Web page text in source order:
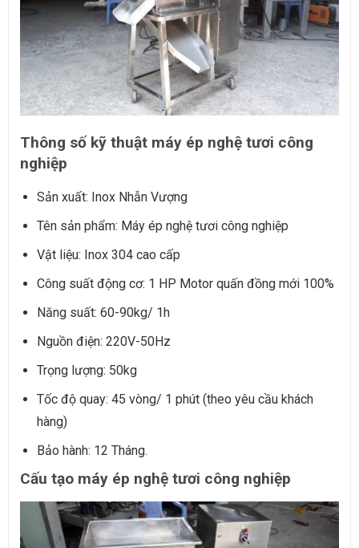
Thông số kỹ thuật máy ép nghệ tươi công
nghiệp
Sản xuất: Inox Nhẫn Vượng
Tên sản phẩm: Máy ép nghệ tươi công nghiệp
Vật liệu: Inox 304 cao cấp
Công suất động cơ: 1 HP Motor quấn đồng mới 100%
Năng suất: 60-90kg/ 1h
Nguồn điện: 220V-50Hz
Trọng lượng: 50kg
Tốc độ quay: 45 vòng/ 1 phút (theo yêu cầu khách
hàng)
Bảo hành: 12 Tháng.
Cấu tạo máy ép nghệ tươi công nghiệp